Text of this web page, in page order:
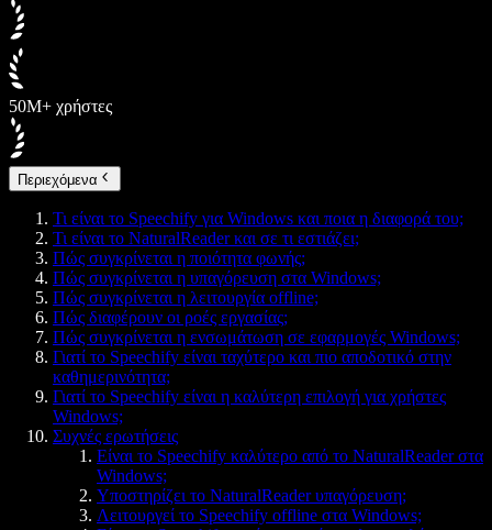
50M+ χρήστες
Περιεχόμενα
Τι είναι το Speechify για Windows και ποια η διαφορά του;
Τι είναι το NaturalReader και σε τι εστιάζει;
Πώς συγκρίνεται η ποιότητα φωνής;
Πώς συγκρίνεται η υπαγόρευση στα Windows;
Πώς συγκρίνεται η λειτουργία offline;
Πώς διαφέρουν οι ροές εργασίας;
Πώς συγκρίνεται η ενσωμάτωση σε εφαρμογές Windows;
Γιατί το Speechify είναι ταχύτερο και πιο αποδοτικό στην
καθημερινότητα;
Γιατί το Speechify είναι η καλύτερη επιλογή για χρήστες
Windows;
Συχνές ερωτήσεις
Είναι το Speechify καλύτερο από το NaturalReader στα
Windows;
Υποστηρίζει το NaturalReader υπαγόρευση;
Λειτουργεί το Speechify offline στα Windows;